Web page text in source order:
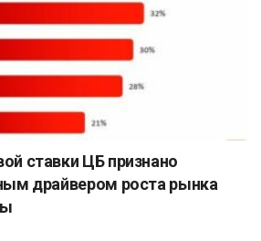
ставки ЦБ признано
драйвером роста рынка